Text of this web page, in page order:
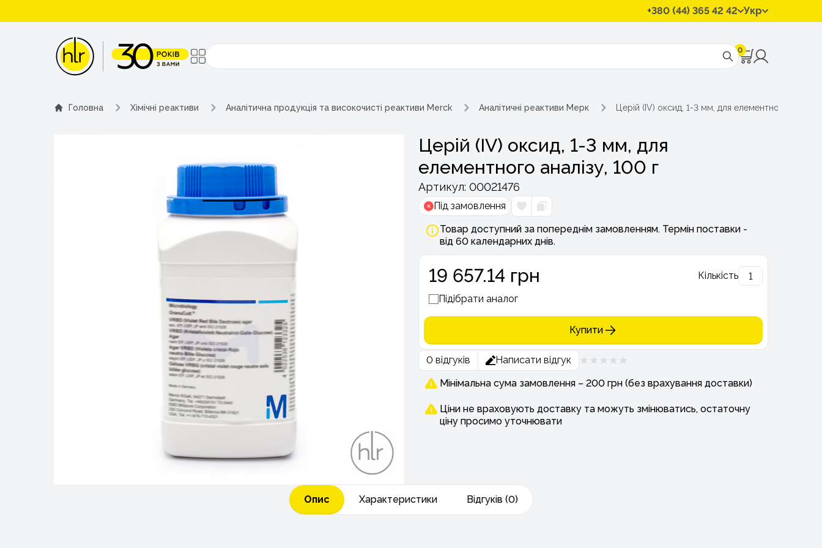
+380 (44) 365 42 42 Укр
0
Поиск
Головна Хімічні реактиви Аналітична продукція та високочисті реактиви Merck Аналітичні реактиви Мерк Церій (IV) оксид, 1-3 мм, для елементного
Церій (IV) оксид, 1-3 мм, для
елементного аналізу, 100 г
Артикул: 00021476
Під замовлення
Товар доступний за попереднім замовленням. Термін поставки -
від 60 календарних днів.
19 657.14 грн
Кількість
Підібрати аналог
Купити
0 відгуків
Написати відгук
Мінімальна сума замовлення – 200 грн (без врахування доставки)
Ціни не враховують доставку та можуть змінюватись, остаточну
ціну просимо уточнювати
Опис Характеристики Відгуків (0)